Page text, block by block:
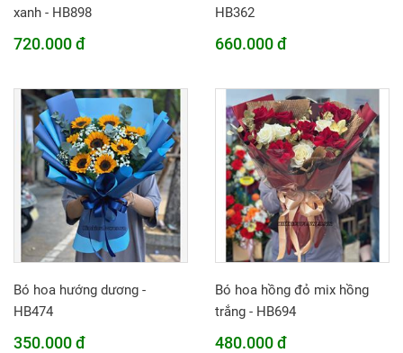
xanh - HB898
720.000 đ
HB362
660.000 đ
Bó hoa hướng dương -
HB474
350.000 đ
Bó hoa hồng đỏ mix hồng
trắng - HB694
480.000 đ